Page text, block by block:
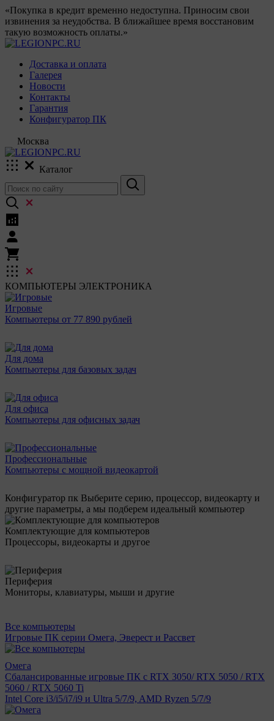
«Покупка в кредит временно недоступна. Приносим свои
извинения за неудобства. В ближайшее время восстановим
такую возможность оплаты.»
Доставка и оплата
Галерея
Новости
Контакты
Гарантия
Конфигуратор ПК
Москва
Каталог
КОМПЬЮТЕРЫ ЭЛЕКТРОНИКА
Игровые
Компьютеры от 77 890 рублей
Для дома
Компьютеры для базовых задач
Для офиса
Компьютеры для офисных задач
Профессиональные
Компьютеры с мощной видеокартой
Конфигуратор пк Выберите серию, процессор, видеокарту и
другие параметры, а мы подберем идеальный компьютер
Комплектующие для компьютеров
Процессоры, видеокарты и другое
Периферия
Мониторы, клавиатуры, мыши и другие
Все компьютеры
Игровые ПК серии Омега, Эверест и Рассвет
Омега
Сбалансированные игровые ПК с RTX 3050/ RTX 5050 / RTX
5060 / RTX 5060 Ti
Intel Core i3/i5/i7/i9 и Ultra 5/7/9, AMD Ryzen 5/7/9